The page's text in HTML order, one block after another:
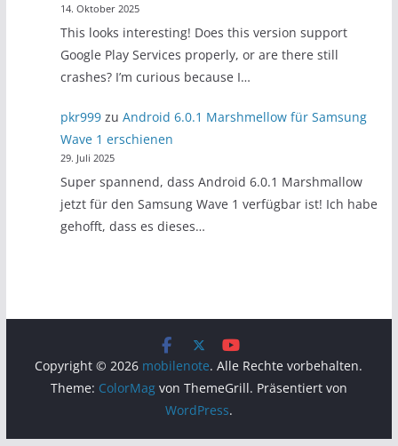
14. Oktober 2025
This looks interesting! Does this version support
Google Play Services properly, or are there still
crashes? I’m curious because I…
pkr999 zuAndroid 6.0.1 Marshmellow für Samsung
Wave 1 erschienen
29. Juli 2025
Super spannend, dass Android 6.0.1 Marshmallow
jetzt für den Samsung Wave 1 verfügbar ist! Ich habe
gehofft, dass es dieses…
Copyright © 2026 mobilenote. Alle Rechte vorbehalten.
Theme: ColorMagvon ThemeGrill. Präsentiert von
WordPress.